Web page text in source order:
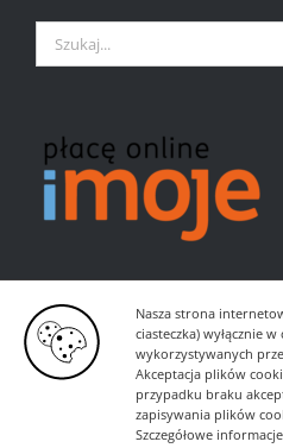
Nasza strona
ciasteczka) wyłącznie
wykorzystywanych
Akceptacja plików
przypadku braku
zapisywania plików
Szczegółowe
Szukaj